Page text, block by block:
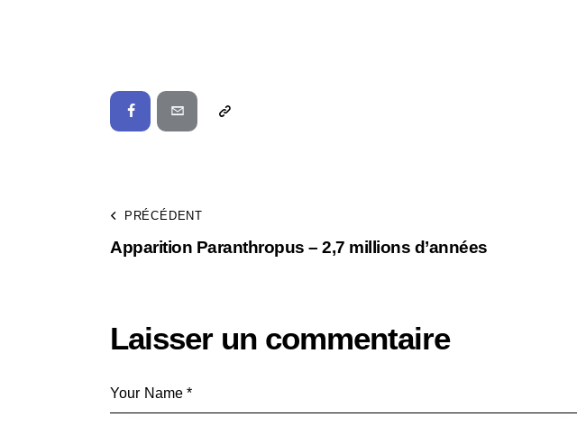
PRÉCÉDENT
Apparition Paranthropus – 2,7 millions d’années
Laisser un commentaire